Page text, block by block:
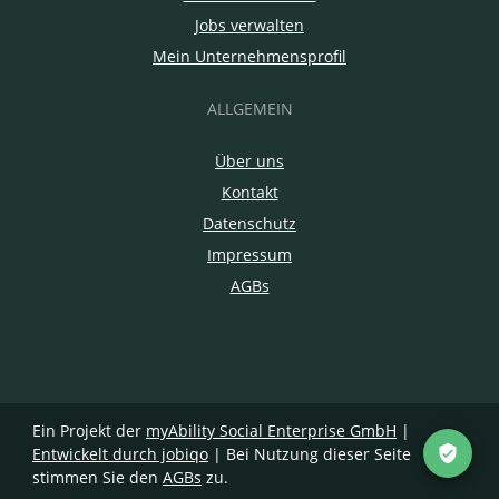
Jobs verwalten
Mein Unternehmensprofil
ALLGEMEIN
Über uns
Kontakt
Datenschutz
Impressum
AGBs
Ein Projekt der myAbility Social Enterprise GmbH |
Entwickelt durch jobiqo | Bei Nutzung dieser Seite
stimmen Sie den AGBs zu.